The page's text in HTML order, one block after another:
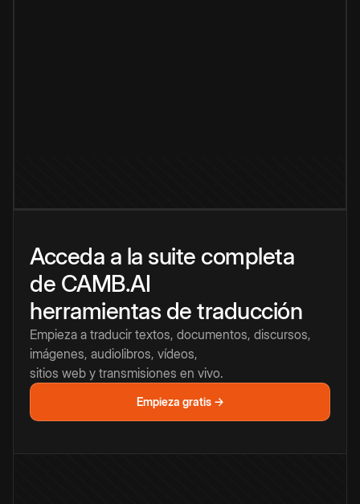
Acceda a la suite completa
de CAMB.AI
herramientas de traducción
Empieza a traducir textos, documentos, discursos,
imágenes, audiolibros, vídeos,
sitios web y transmisiones en vivo.
Empieza gratis →